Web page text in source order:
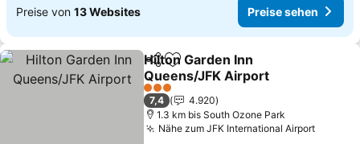
Preise von 13 Websites Preise sehen
TeilenZu Favoriten hinzufügen
Hilton Garden Inn
Queens/JFK Airport
Preise sehen
3 Sterne
7,4
4.920
1.3 km bis South Ozone Park
Nähe zum JFK International AirportPreise